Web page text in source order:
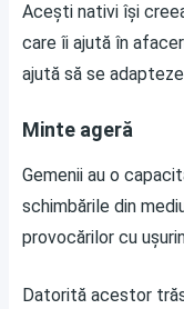
Acești nativi își
care îi ajută în
ajută să se
Minte ageră
Gemenii au o
schimbările din
provocărilor cu
Datorită acestor